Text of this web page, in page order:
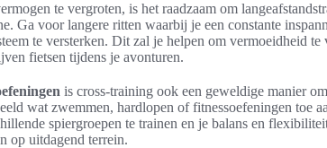
te vergroten, is het raadzaam om
Ga voor langere ritten waarbij je een constante
te versterken. Dit zal je helpen om vermoeidheid te
fietsen tijdens je avonturen.
is cross-training ook een geweldige manier
wat zwemmen, hardlopen of fitnessoefeningen toe
spiergroepen te trainen en je balans en
op uitdagend terrein.